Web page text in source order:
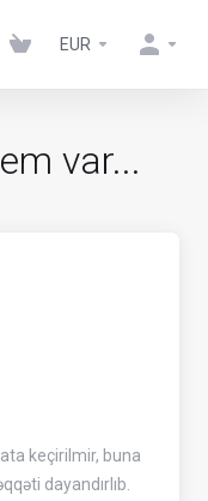
EUR
var...
keçirilmir, buna
dayandırlıb.